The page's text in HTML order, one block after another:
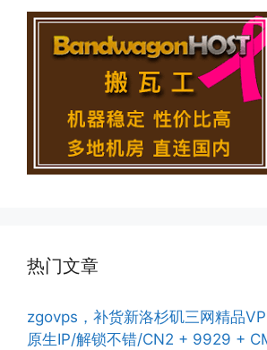
热门文章
zgovps，补货新洛杉矶三网精品
原生IP/解锁不错/CN2 + 9929 +